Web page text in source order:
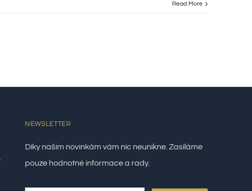
Read More
NEWSLETTER
Díky našim novinkám vám nic neunikne. Zasíláme
pouze hodnotné informace a rady.